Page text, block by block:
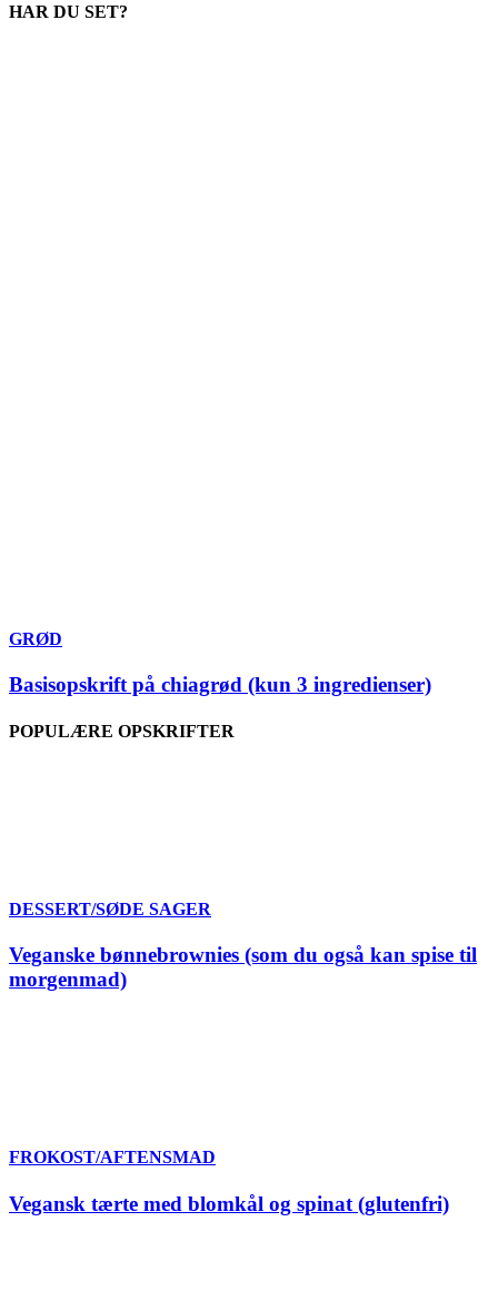
HAR DU SET?
GRØD
Basisopskrift på chiagrød (kun 3 ingredienser)
POPULÆRE OPSKRIFTER
DESSERT/SØDE SAGER
Veganske bønnebrownies (som du også kan spise til
morgenmad)
FROKOST/AFTENSMAD
Vegansk tærte med blomkål og spinat (glutenfri)